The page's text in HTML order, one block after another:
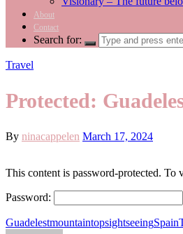
About
Contact
Search for:
Travel
Protected:
By ninacappelen March 17, 2024
This content is password-protected. To
Password:
GuadelestmountaintopsightseeingSpain